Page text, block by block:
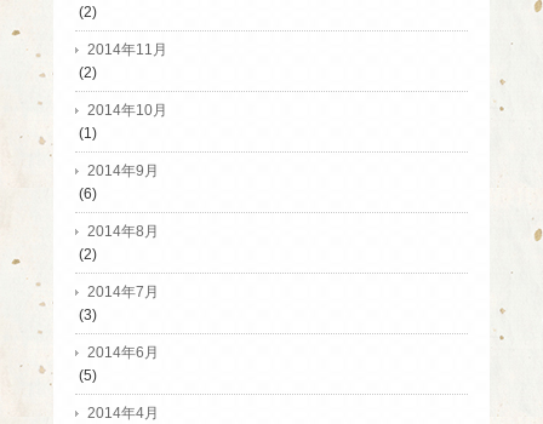
(2)
2014年11月
(2)
2014年10月
(1)
2014年9月
(6)
2014年8月
(2)
2014年7月
(3)
2014年6月
(5)
2014年4月